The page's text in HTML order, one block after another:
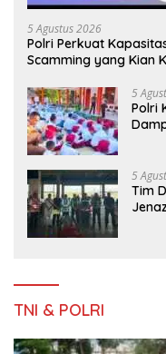
5 Agustus 2026
Polri Perkuat
Scamming yang Kian
5
Polri
5
Tim
TNI & POLRI